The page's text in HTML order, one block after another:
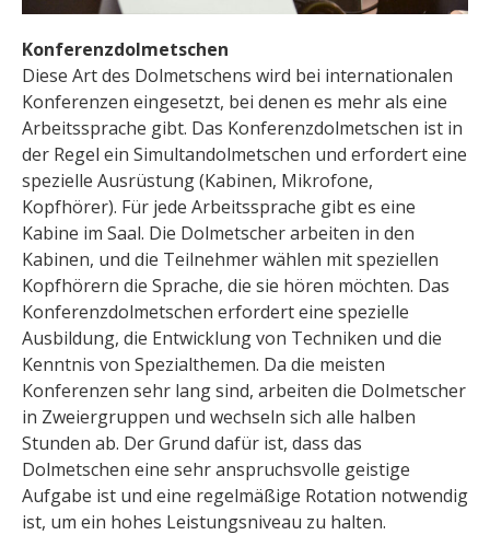
Konferenzdolmetschen
Diese Art des Dolmetschens wird bei internationalen
Konferenzen eingesetzt, bei denen es mehr als eine
Arbeitssprache gibt. Das Konferenzdolmetschen ist in
der Regel ein Simultandolmetschen und erfordert eine
spezielle Ausrüstung (Kabinen, Mikrofone,
Kopfhörer). Für jede Arbeitssprache gibt es eine
Kabine im Saal. Die Dolmetscher arbeiten in den
Kabinen, und die Teilnehmer wählen mit speziellen
Kopfhörern die Sprache, die sie hören möchten. Das
Konferenzdolmetschen erfordert eine spezielle
Ausbildung, die Entwicklung von Techniken und die
Kenntnis von Spezialthemen. Da die meisten
Konferenzen sehr lang sind, arbeiten die Dolmetscher
in Zweiergruppen und wechseln sich alle halben
Stunden ab. Der Grund dafür ist, dass das
Dolmetschen eine sehr anspruchsvolle geistige
Aufgabe ist und eine regelmäßige Rotation notwendig
ist, um ein hohes Leistungsniveau zu halten.